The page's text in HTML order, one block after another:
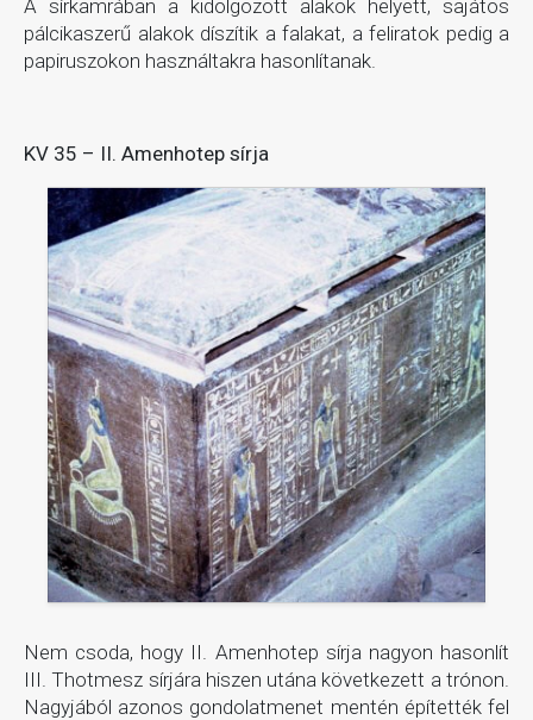
A sírkamrában a kidolgozott alakok helyett, sajátos
pálcikaszerű alakok díszítik a falakat, a feliratok pedig a
papiruszokon használtakra hasonlítanak.
KV 35 – II. Amenhotep sírja
Nem csoda, hogy II. Amenhotep sírja nagyon hasonlít
III. Thotmesz sírjára hiszen utána következett a trónon.
Nagyjából azonos gondolatmenet mentén építették fel